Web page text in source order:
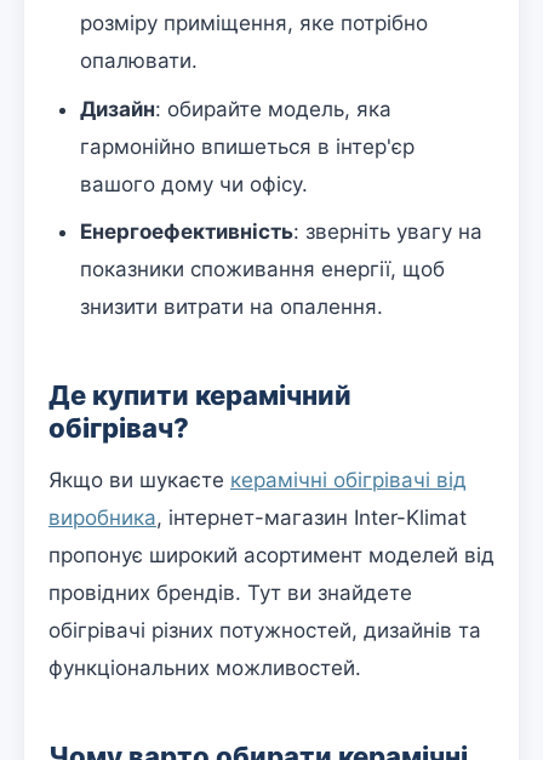
розміру приміщення, яке потрібно
опалювати.
Дизайн: обирайте модель, яка
гармонійно впишеться в інтер'єр
вашого дому чи офісу.
Енергоефективність: зверніть увагу на
показники споживання енергії, щоб
знизити витрати на опалення.
Де купити керамічний
обігрівач?
Якщо ви шукаєте керамічні обігрівачі від
виробника, інтернет-магазин Inter-Klimat
пропонує широкий асортимент моделей від
провідних брендів. Тут ви знайдете
обігрівачі різних потужностей, дизайнів та
функціональних можливостей.